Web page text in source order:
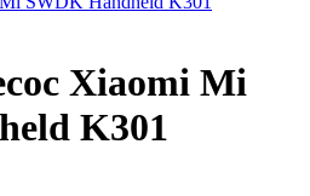
Xiaomi Mi
K301